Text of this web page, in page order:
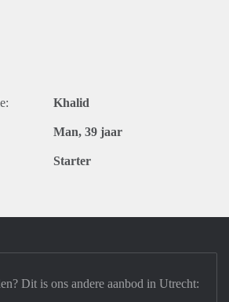
Khalid
Man, 39 jaar
Starter
Dit is ons andere aanbod in Utrecht: